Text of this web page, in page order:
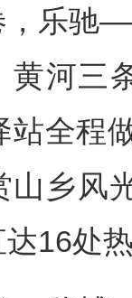
驰——
黄河三
站全程
山乡风
16处